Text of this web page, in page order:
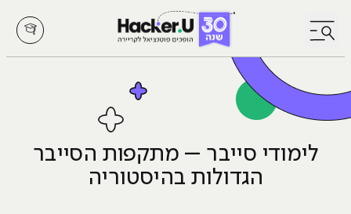
לחץ לפתיחת/סגירת תפריט
לימודי סייבר – מתקפות הסייבר
הגדולות בהיסטוריה